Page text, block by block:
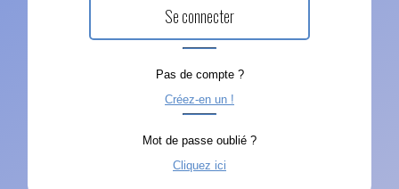
Pas de compte ?
Créez-en un !
Mot de passe oublié ?
Cliquez ici